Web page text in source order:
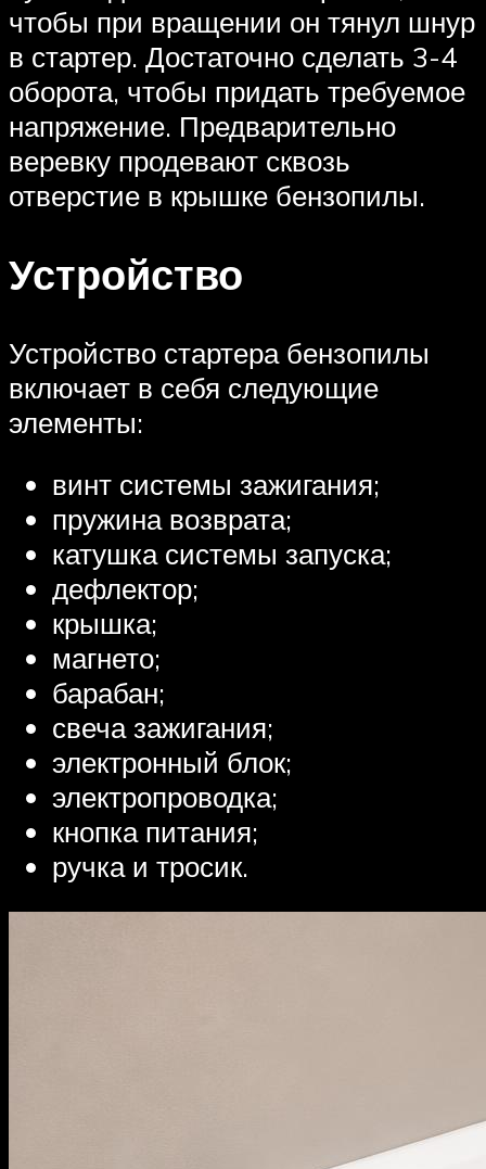
чтобы при вращении он тянул шнур
в стартер. Достаточно сделать 3-4
оборота, чтобы придать требуемое
напряжение. Предварительно
веревку продевают сквозь
отверстие в крышке бензопилы.
Устройство
Устройство стартера бензопилы
включает в себя следующие
элементы:
винт системы зажигания;
пружина возврата;
катушка системы запуска;
дефлектор;
крышка;
магнето;
барабан;
свеча зажигания;
электронный блок;
электропроводка;
кнопка питания;
ручка и тросик.